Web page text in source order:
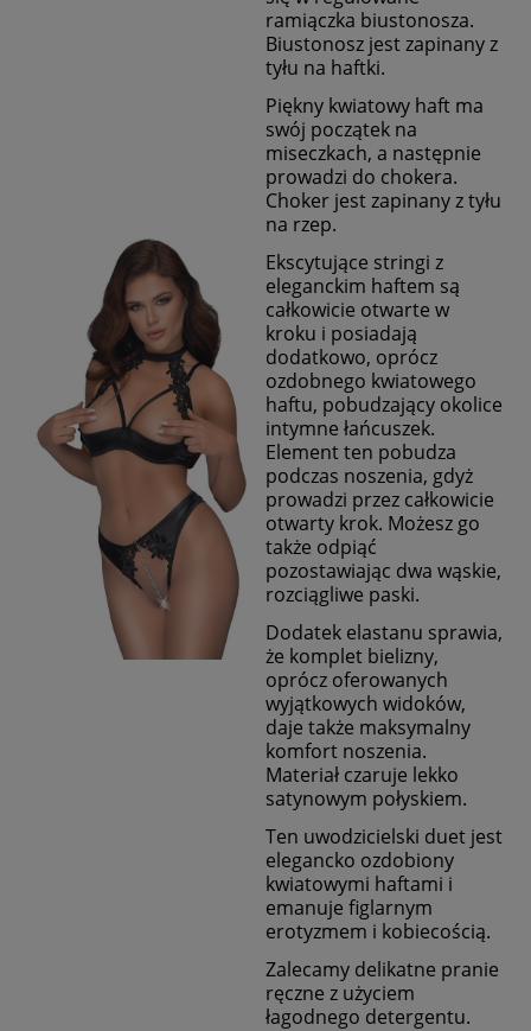
ramiączka biustonosza.
Biustonosz jest zapinany z
tyłu na haftki.
Piękny kwiatowy haft ma
swój początek na
miseczkach, a następnie
prowadzi do chokera.
Choker jest zapinany z tyłu
na rzep.
Ekscytujące stringi z
eleganckim haftem są
całkowicie otwarte w
kroku i posiadają
dodatkowo, oprócz
ozdobnego kwiatowego
haftu, pobudzający okolice
intymne łańcuszek.
Element ten pobudza
podczas noszenia, gdyż
prowadzi przez całkowicie
otwarty krok. Możesz go
także odpiąć
pozostawiając dwa wąskie,
rozciągliwe paski.
Dodatek elastanu sprawia,
że komplet bielizny,
oprócz oferowanych
wyjątkowych widoków,
daje także maksymalny
komfort noszenia.
Materiał czaruje lekko
satynowym połyskiem.
Ten uwodzicielski duet jest
elegancko ozdobiony
kwiatowymi haftami i
emanuje figlarnym
erotyzmem i kobiecością.
Zalecamy delikatne pranie
ręczne z użyciem
łagodnego detergentu.